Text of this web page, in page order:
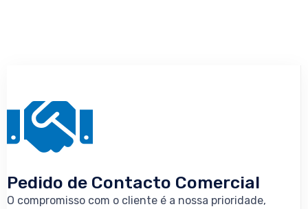
Pedido de Contacto Comercial
O compromisso com o cliente é a nossa prioridade,